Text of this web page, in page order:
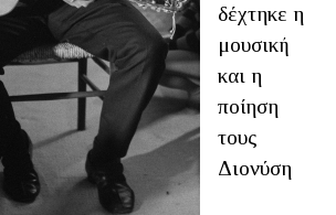
δέχτηκε η
μουσική
και η
ποίηση
τους
Διονύση